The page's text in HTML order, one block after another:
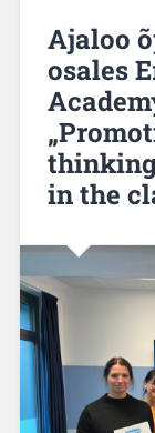
Ajaloo
osales
in the